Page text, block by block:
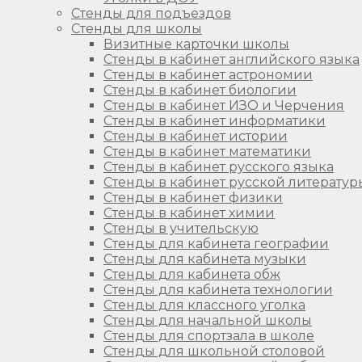
Стенды для подъездов
Стенды для школы
Визитные карточки школы
Стенды в кабинет английского языка
Стенды в кабинет астрономии
Стенды в кабинет биологии
Стенды в кабинет ИЗО и Черчения
Стенды в кабинет информатики
Стенды в кабинет истории
Стенды в кабинет математики
Стенды в кабинет русского языка
Стенды в кабинет русской
Стенды в кабинет физики
Стенды в кабинет химии
Стенды в учительскую
Стенды для кабинета географии
Стенды для кабинета музыки
Стенды для кабинета обж
Стенды для кабинета технологии
Стенды для классного уголка
Стенды для начальной школы
Стенды для спортзала в школе
Стенды для школьной столовой